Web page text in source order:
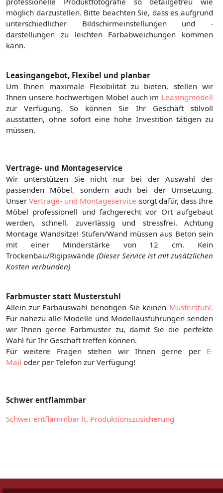
möglich darzustellen. Bitte beachten Sie, dass es aufgrund
unterschiedlicher Bildschirmeinstellungen und -
darstellungen zu leichten Farbabweichungen kommen
kann.
Leasingangebot, Flexibel und planbar
Um Ihnen maximale Flexibilität zu bieten, stellen wir
Ihnen unsere hochwertigen Möbel auch im Leasingmodell
zur Verfügung. So können Sie Ihr Geschäft stilvoll
ausstatten, ohne sofort eine hohe Investition tätigen zu
müssen.
Vertrage- und Montageservice
Wir unterstützen Sie nicht nur bei der Auswahl der
passenden Möbel, sondern auch bei der Umsetzung.
Unser Vertrage- und Montageservice sorgt dafür, dass Ihre
Möbel professionell und fachgerecht vor Ort aufgebaut
werden, schnell, zuverlässig und stressfrei. Achtung
Montage Wandsitze! Stufen/Wand müssen aus Beton sein
mit einer Minderstärke von 12 cm. Kein
Trockenbau/Rigipswände (Dieser Service ist mit zusätzlichen
Kosten verbunden)
Farbmuster statt Musterstuhl
Allein zur Farbauswahl benötigen Sie keinen Musterstuhl.
Für nahezu alle Modelle und Modellausführungen senden
wir Ihnen gerne Farbmuster zu, damit Sie die perfekte
Wahl für Ihr Geschäft treffen können.
Für weitere Fragen stehen wir Ihnen gerne per E-
Mail oder per Telefon zur Verfügung!
Schwer entflammbar
Schwer entflammbar lt. Produktionszusicherung